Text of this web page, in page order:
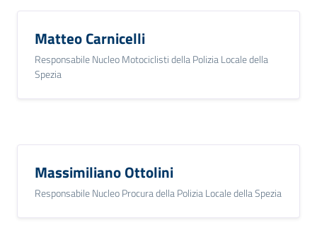
Matteo Carnicelli
Responsabile Nucleo Motociclisti della Polizia Locale della
Spezia
Massimiliano Ottolini
Responsabile Nucleo Procura della Polizia Locale della Spezia